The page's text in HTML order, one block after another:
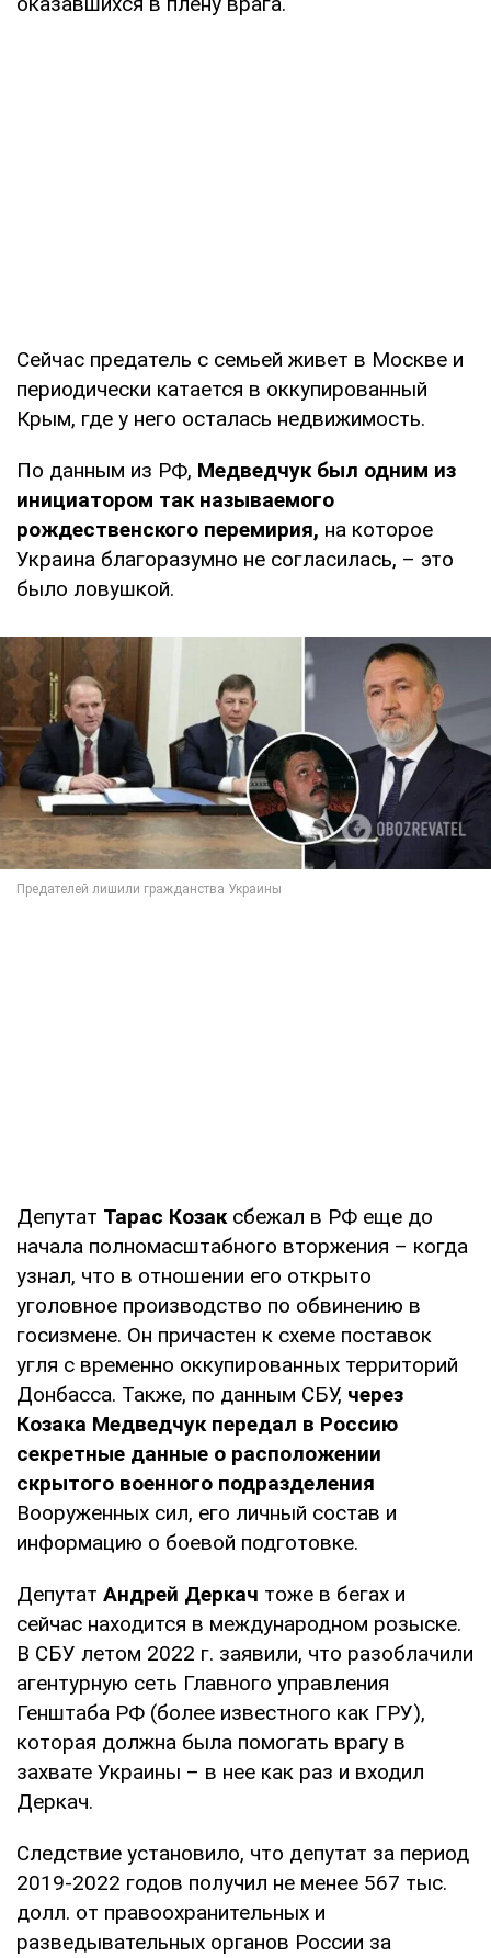
Сейчас предатель с семьей живет в Москве и
периодически катается в оккупированный
Крым, где у него осталась недвижимость.
По данным из РФ, Медведчук был одним из
инициатором так называемого
рождественского перемирия, на которое
Украина благоразумно не согласилась, – это
было ловушкой.
Депутат Тарас Козаксбежал в РФ еще до
начала полномасштабного вторжения – когда
узнал, что в отношении его открыто
уголовное производство по обвинению в
госизмене. Он причастен к схеме поставок
угля с временно оккупированных территорий
Донбасса. Также, по данным СБУ, через
Козака Медведчук передал в Россию
секретные данные о расположении
скрытого военного подразделения
Вооруженных сил, его личный состав и
информацию о боевой подготовке.
Депутат Андрей Деркач тоже в бегах и
сейчас находится в международном розыске.
В СБУ летом 2022 г. заявили, что разоблачили
агентурную сеть Главного управления
Генштаба РФ (более известного как ГРУ),
которая должна была помогать врагу в
захвате Украины – в нее как раз и входил
Деркач.
Следствие установило, что депутат за период
2019-2022 годов получил не менее 567 тыс.
долл. от правоохранительных и
разведывательных органов России за